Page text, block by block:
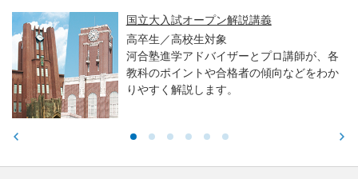
ロ講師が、各
向などをわか
親子で学ぶ！大学入試セミ
大・医学科編～
高校生／中学生／保護者対
東大・京大・医学部医学科
る力や学習アドバイスをお